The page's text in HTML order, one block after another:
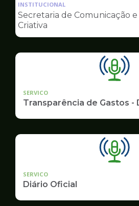
INSTITUCIONAL
Secretaria de Comunicação
Criativa
SERVICO
Transparência de Gastos -
SERVICO
Diário Oficial